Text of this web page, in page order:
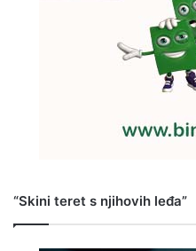
“Skini teret s njihovih leđa”